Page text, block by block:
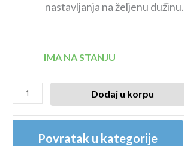
nastavljanja na željenu dužinu.
IMA NA STANJU
Dodaj u korpu
Povratak u kategorije